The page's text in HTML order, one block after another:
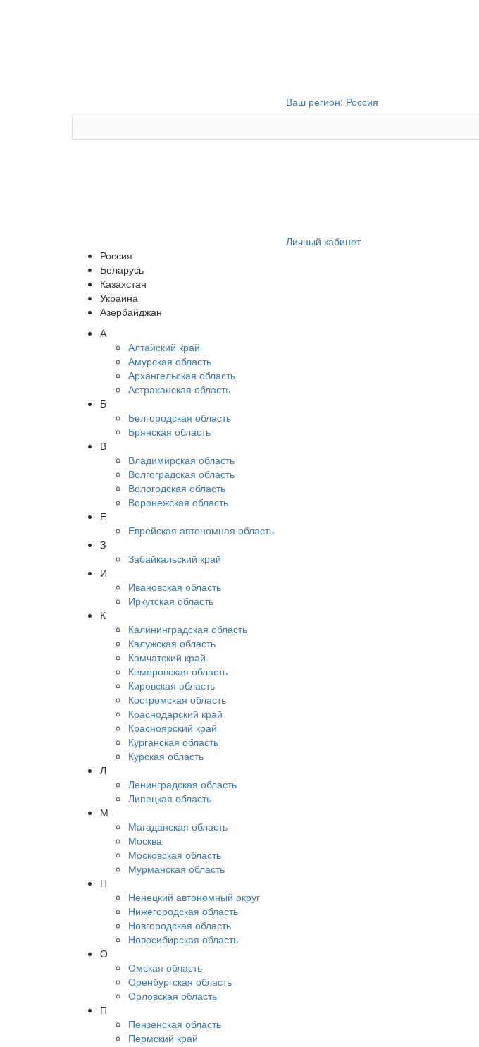
Ваш регион: Россия
Личный кабинет
Россия
Беларусь
Казахстан
Украина
Азербайджан
А
Алтайский край
Амурская область
Архангельская область
Астраханская область
Б
Белгородская область
Брянская область
В
Владимирская область
Волгоградская область
Вологодская область
Воронежская область
Е
Еврейская автономная область
З
Забайкальский край
И
Ивановская область
Иркутская область
К
Калининградская область
Калужская область
Камчатский край
Кемеровская область
Кировская область
Костромская область
Краснодарский край
Красноярский край
Курганская область
Курская область
Л
Ленинградская область
Липецкая область
М
Магаданская область
Москва
Московская область
Мурманская область
Н
Ненецкий автономный округ
Нижегородская область
Новгородская область
Новосибирская область
О
Омская область
Оренбургская область
Орловская область
П
Пензенская область
Пермский край